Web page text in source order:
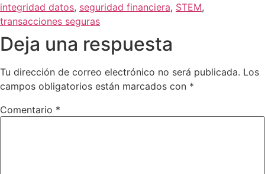
integridad datos, seguridad financiera, STEM,
transacciones seguras
Deja una respuesta
Tu dirección de correo electrónico no será publicada. Los
campos obligatorios están marcados con *
Comentario *